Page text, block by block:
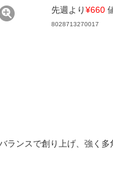
先週より ¥660
8028713270017
ンスで創り上げ、強く多